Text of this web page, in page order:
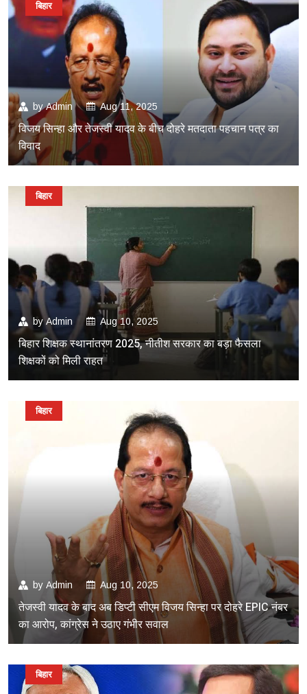
byAdmin Aug 11, 2025
विजय सिन्हा और तेजस्वी यादव के बीच दोहरे मतदाता पहचान पत्र का
विवाद
बिहार
byAdmin Aug 10, 2025
बिहार शिक्षक स्थानांतरण 2025, नीतीश सरकार का बड़ा फैसला
शिक्षकों को मिली राहत
बिहार
by Admin Aug 10, 2025
तेजस्वी यादव के बाद अब डिप्टी सीएम विजय सिन्हा पर दोहरे EPIC नंबर
का आरोप, कांग्रेस ने उठाए गंभीर सवाल
बिहार
बिहार